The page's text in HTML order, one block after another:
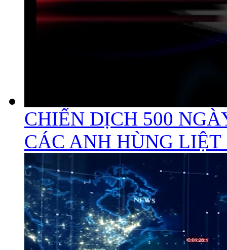
CHIẾN DỊCH 500
CÁC ANH HÙNG LIỆT